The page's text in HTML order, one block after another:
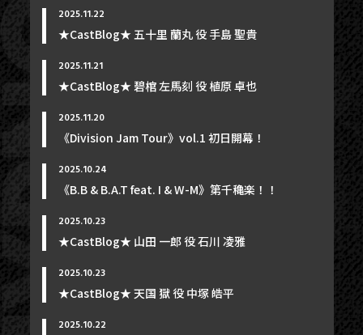
TICKET
PHOTOGALLERY
MOVIE
MAIL MAGAZINE / BIRTHDAY MAIL
2025.11.22
★CastBlog★ 五十里 蘭丸 役 手島 聖貴
2025.11.21
★CastBlog★ 碧棺 左馬刻 役 植原 卓也
2025.11.20
《Division Jam Tour》vol.1 初日開幕！
2025.10.24
《B.B & B.A.T feat. I & W-M》第千穐楽！！
2025.10.23
★CastBlog★ 山田 一郎 役 石川 凌雅
2025.10.23
★CastBlog★ 天国 獄 役 中塚 皓平
2025.10.22